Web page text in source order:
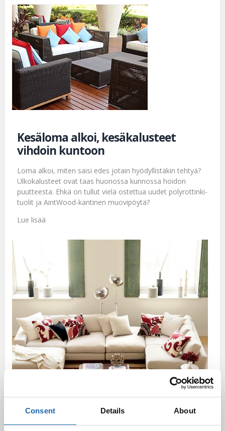
Consent Details About
Kesäloma alkoi, kesäkalusteet
vihdoin kuntoon
Loma alkoi, miten saisi edes jotain hyödyllistäkin tehtyä?
Ulkokalusteet ovat taas huonossa kunnossa hoidon
puutteesta. Ehkä on tullut vielä ostettua uudet polyrottinki-
tuolit ja AintWood-kantinen muovipöytä?
Lue lisää